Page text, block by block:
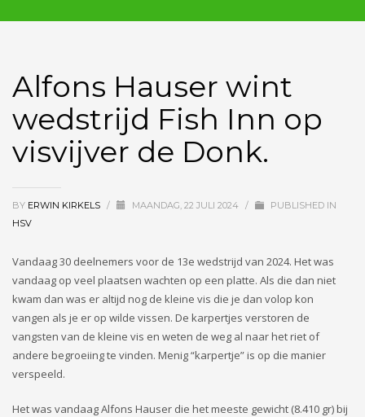
Alfons Hauser wint
wedstrijd Fish Inn op
visvijver de Donk.
BY ERWIN KIRKELS / MAANDAG, 22 JULI 2024 /
PUBLISHED IN
HSV
Vandaag 30 deelnemers voor de 13e wedstrijd van 2024. Het was
vandaag op veel plaatsen wachten op een platte. Als die dan niet
kwam dan was er altijd nog de kleine vis die je dan volop kon
vangen als je er op wilde vissen. De karpertjes verstoren de
vangsten van de kleine vis en weten de weg al naar het riet of
andere begroeiing te vinden. Menig “karpertje” is op die manier
verspeeld.
Het was vandaag Alfons Hauser die het meeste gewicht (8.410 gr) bij